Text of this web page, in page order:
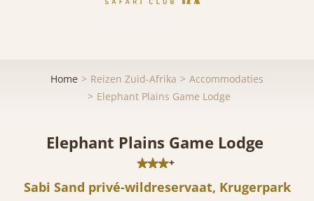
Home Reizen Zuid-Afrika
Accommodaties
Elephant Plains Game Lodge
Elephant Plains Game Lodge
+
Sabi Sand privé-wildreservaat, Krugerpark